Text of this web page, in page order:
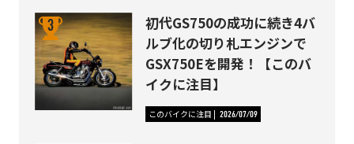
初代GS750の成功に続き4バ
ルブ化の切り札エンジンで
GSX750Eを開発！【このバ
イクに注目】
このバイクに注目 2026/07/09